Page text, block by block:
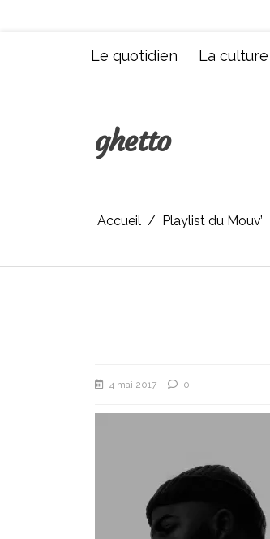
Le quotidien La culture
ghetto
Accueil Playlist du Mouv’
4 mai 2017 0